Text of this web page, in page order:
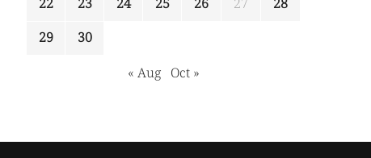
22
23 24 25 26 27
28
29
30
« Aug Oct »